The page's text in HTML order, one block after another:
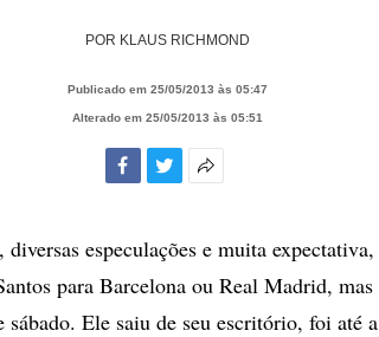
POR KLAUS RICHMOND
Publicado em 25/05/2013 às 05:47
Alterado em 25/05/2013 às 05:51
compartilhamento
especulações e muita
para Barcelona ou Real Madrid,
sábado. Ele saiu de seu escritório, foi